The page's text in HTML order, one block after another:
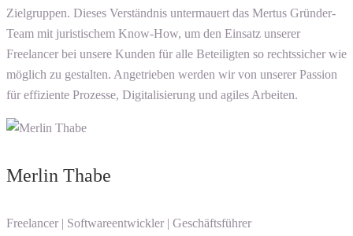
Zielgruppen. Dieses Verständnis untermauert das Mertus Gründer-
Team mit juristischem Know-How, um den Einsatz unserer
Freelancer bei unsere Kunden für alle Beteiligten so rechtssicher wie
möglich zu gestalten. Angetrieben werden wir von unserer Passion
für effiziente Prozesse, Digitalisierung und agiles Arbeiten.
Merlin Thabe
Freelancer | Softwareentwickler | Geschäftsführer